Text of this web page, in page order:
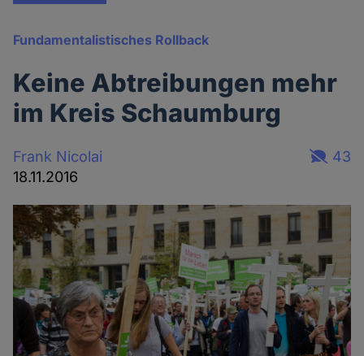
Fundamentalistisches Rollback
Keine Abtreibungen mehr
im Kreis Schaumburg
Frank Nicolai
18.11.2016
43